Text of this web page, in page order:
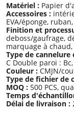
Matériel : Papier
Accessoires :
EVA/éponge,
Finition et
deboss/gaufrage,
marquage à
Type de
C Double paroi : Bc,
Couleur : CMJN/
Type de fichier de
MOQ : 500 PCS,
Temps
Délai de livraison :